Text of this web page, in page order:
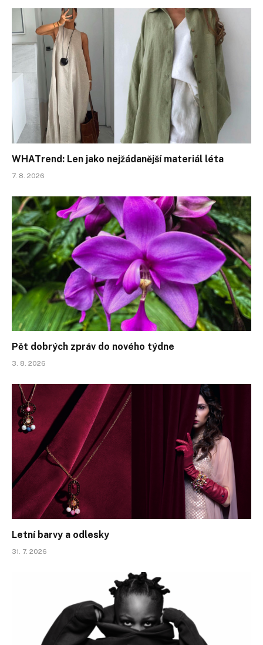
WHATrend: Len jako nejžádanější materiál léta
7. 8. 2026
Pět dobrých zpráv do nového týdne
3. 8. 2026
Letní barvy a odlesky
31. 7. 2026